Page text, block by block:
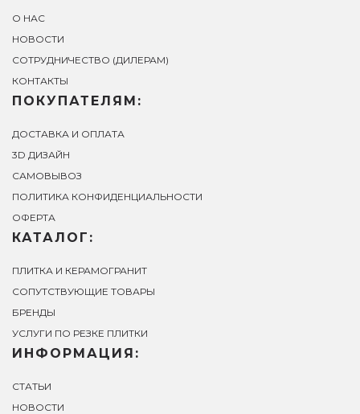
О НАС
НОВОСТИ
СОТРУДНИЧЕСТВО (ДИЛЕРАМ)
КОНТАКТЫ
ПОКУПАТЕЛЯМ:
ДОСТАВКА И ОПЛАТА
3D ДИЗАЙН
САМОВЫВОЗ
ПОЛИТИКА КОНФИДЕНЦИАЛЬНОСТИ
ОФЕРТА
КАТАЛОГ:
ПЛИТКА И КЕРАМОГРАНИТ
СОПУТСТВУЮЩИЕ ТОВАРЫ
БРЕНДЫ
УСЛУГИ ПО РЕЗКЕ ПЛИТКИ
ИНФОРМАЦИЯ:
СТАТЬИ
НОВОСТИ